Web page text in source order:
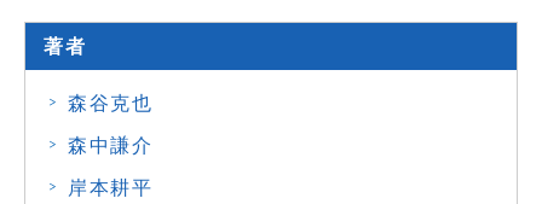
著者
森谷克也
森中謙介
岸本耕平